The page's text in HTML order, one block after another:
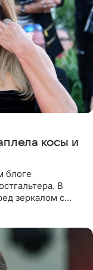
косы и
блоге
В
зеркалом с